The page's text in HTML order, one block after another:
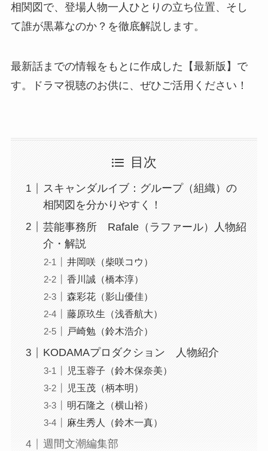
相関図で、登場人物一人ひとりの立ち位置、そし
て誰が黒幕なのか？を徹底解説します。
最新話までの情報をもとに作成した【最新版】で
す。ドラマ視聴のお供に、ぜひご活用ください！
目次
スキャンダルイブ：グループ（組織）の
相関図を分かりやすく！
芸能事務所 Rafale（ラファール）人物紹
介・解説
井岡咲（柴咲コウ）
香川誠（橋本淳）
森彩花（影山優佳）
藤原玖生（浅香航大）
戸崎勉（鈴木浩介）
KODAMAプロダクション 人物紹介
児玉蓉子（鈴木保奈美）
児玉茂（柄本明）
明石隆之（横山裕）
麻生秀人（鈴木一真）
週間文潮編集部